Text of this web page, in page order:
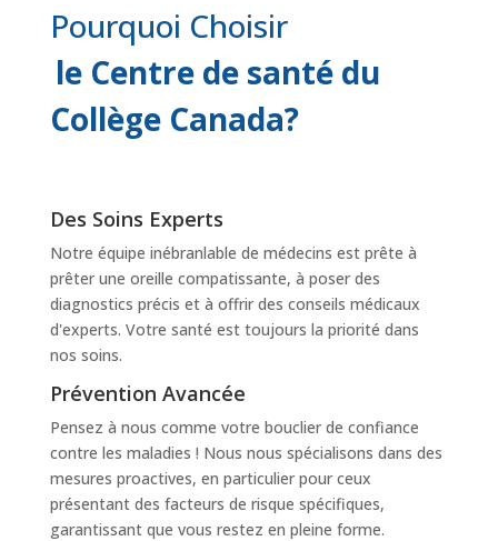
Pourquoi Choisir
le Centre de santé du
Collège Canada?
Des Soins Experts
Notre équipe inébranlable de médecins est prête à
prêter une oreille compatissante, à poser des
diagnostics précis et à offrir des conseils médicaux
d'experts. Votre santé est toujours la priorité dans
nos soins.
Prévention Avancée
Pensez à nous comme votre bouclier de confiance
contre les maladies ! Nous nous spécialisons dans des
mesures proactives, en particulier pour ceux
présentant des facteurs de risque spécifiques,
garantissant que vous restez en pleine forme.